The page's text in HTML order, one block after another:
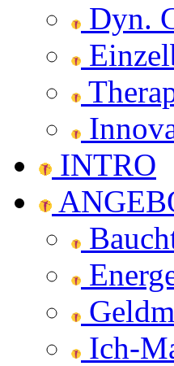
Dyn.
INTRO
Ich-